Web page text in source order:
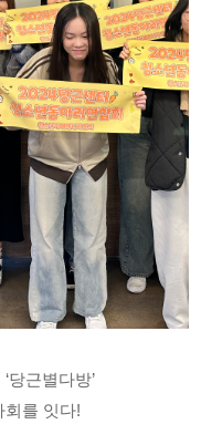
당근별다방’
회를 잇다!